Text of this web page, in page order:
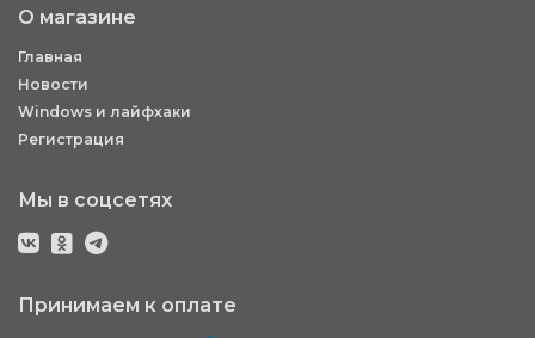
О магазине
Главная
Новости
Windows и лайфхаки
Регистрация
Мы в соцсетях
Принимаем к оплате